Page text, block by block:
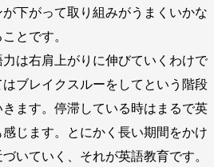
下がって取り組みがうまくいかな
とです。
は右肩上がりに伸びていくわけで
ブレイクスルーをしてという階段
ます。停滞している時はまるで英
じます。とにかく長い期間をかけ
いていく、それが英語教育です。